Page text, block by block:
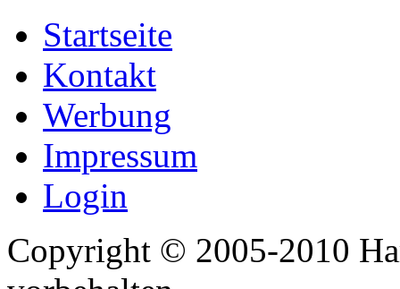
Startseite
Kontakt
Werbung
Impressum
Login
Copyright © 2005-2010